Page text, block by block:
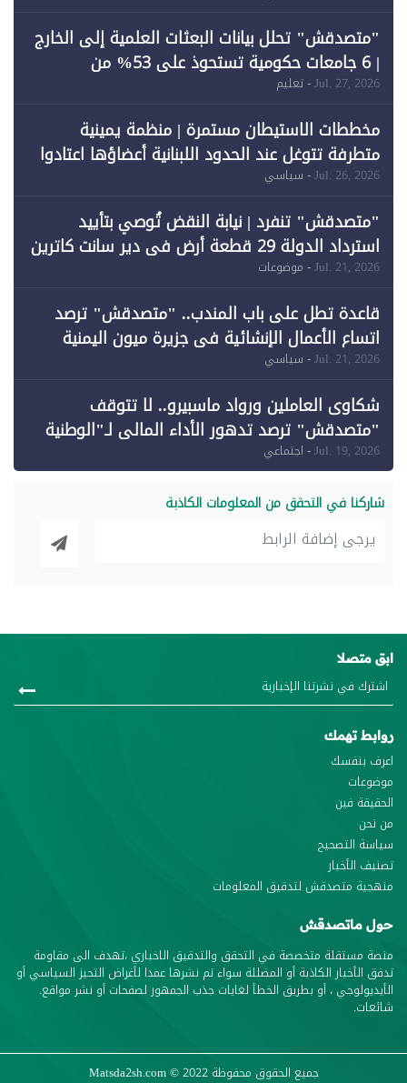
"متصدقش" تحلل بيانات البعثات العلمية إلى الخارج
| 6 جامعات حكومية تستحوذ على 53% من
Jul. 27, 2026- تعليم
مخططات الاستيطان مستمرة | منظمة يمينية
متطرفة تتوغل عند الحدود اللبنانية أعضاؤها اعتادوا
خرق الحدود
Jul. 26, 2026- سياسي
"متصدقش" تنفرد | نيابة النقض تُوصي بتأييد
استرداد الدولة 29 قطعة أرض في دير سانت كاترين
وقبول طعن الحكومة جزئيًا (1)
Jul. 21, 2026- موضوعات
قاعدة تطل على باب المندب.. "متصدقش" ترصد
اتساع الأعمال الإنشائية في جزيرة ميون اليمنية
Jul. 21, 2026- سياسي
شكاوى العاملين ورواد ماسبيرو.. لا تتوقف
"متصدقش" ترصد تدهور الأداء المالي لـ"الوطنية
للإعلام"
Jul. 19, 2026- اجتماعي
شاركنا في التحقق من المعلومات الكاذبة
ابق متصلا
روابط تهمك
اعرف بنفسك
موضوعات
الحقيقة فين
من نحن
سياسة التصحيح
تصنيف الأخبار
منهجية متصدقش لتدقيق المعلومات
حول ماتصدقش
منصة مستقلة متخصصة في التحقق والتدقيق الاخباري ،تهدف الى مقاومة
تدفق الأخبار الكاذبة أو المضللة سواء تم نشرها عمدا لأغراض التحيز السياسي أو
الأيديولوجي ، أو بطريق الخطأ لغايات جذب الجمهور لصفحات أو نشر مواقع.
شائعات.
جميع الحقوق محفوظة Matsda2sh.com© 2022